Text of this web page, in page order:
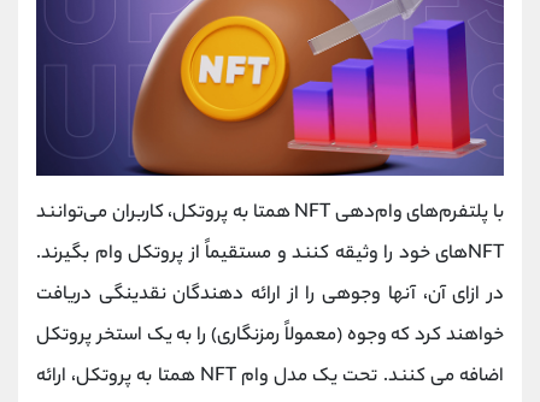
با پلتفرم‌های وام‌دهی NFT همتا به پروتکل، کاربران می‌توانند
NFTهای خود را وثیقه کنند و مستقیماً از پروتکل وام بگیرند.
در ازای آن، آنها وجوهی را از ارائه دهندگان نقدینگی دریافت
خواهند کرد که وجوه (معمولاً رمزنگاری) را به یک استخر پروتکل
اضافه می کنند. تحت یک مدل وام NFT همتا به پروتکل، ارائه